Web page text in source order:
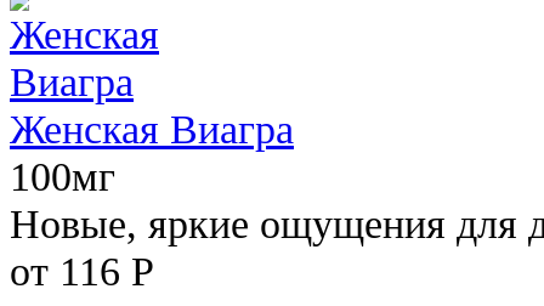
Женская Виагра
100мг
Новые, яркие ощущения для
от 116 Р